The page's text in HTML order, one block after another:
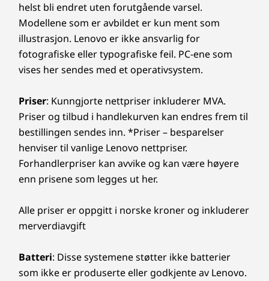
helst bli endret uten forutgående varsel.
Modellene som er avbildet er kun ment som
illustrasjon. Lenovo er ikke ansvarlig for
fotografiske eller typografiske feil. PC-ene som
vises her sendes med et operativsystem.
Priser: Kunngjorte nettpriser inkluderer MVA.
Priser og tilbud i handlekurven kan endres frem til
bestillingen sendes inn. *Priser – besparelser
henviser til vanlige Lenovo nettpriser.
Forhandlerpriser kan avvike og kan være høyere
enn prisene som legges ut her.
Alle priser er oppgitt i norske kroner og inkluderer
merverdiavgift
Batteri: Disse systemene støtter ikke batterier
som ikke er produserte eller godkjente av Lenovo.